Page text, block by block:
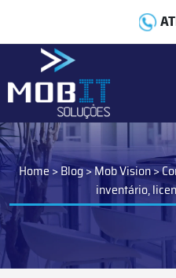
Home> Blog>Mob Vision>
inventário,